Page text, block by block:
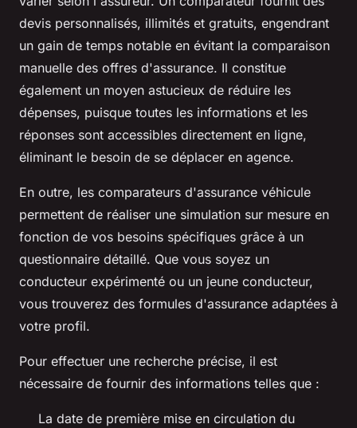
devis personnalisés, illimités et gratuits, engendrant
un gain de temps notable en évitant la comparaison
manuelle des offres d'assurance. Il constitue
également un moyen astucieux de réduire les
dépenses, puisque toutes les informations et les
réponses sont accessibles directement en ligne,
éliminant le besoin de se déplacer en agence.
En outre, les comparateurs d'assurance véhicule
permettent de réaliser une simulation sur mesure en
fonction de vos besoins spécifiques grâce à un
questionnaire détaillé. Que vous soyez un
conducteur expérimenté ou un jeune conducteur,
vous trouverez des formules d'assurance adaptées à
votre profil.
Pour effectuer une recherche précise, il est
nécessaire de fournir des informations telles que :
La date de première mise en circulation du